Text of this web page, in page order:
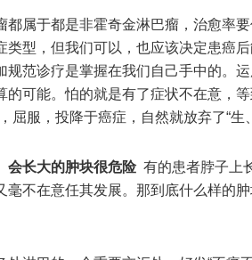
属于都是非霍奇金淋巴瘤，治愈率要
类型，但我们可以，也应该决定患癌
规范诊疗是掌握在我们自己手中的。
可能。怕的就是有了症状不在意，等
屈服，投降于癌症，自然就放弃了“生
会长大的肿块很危险有的患者脖子上
毫不在意任其发展。那到底什么样的